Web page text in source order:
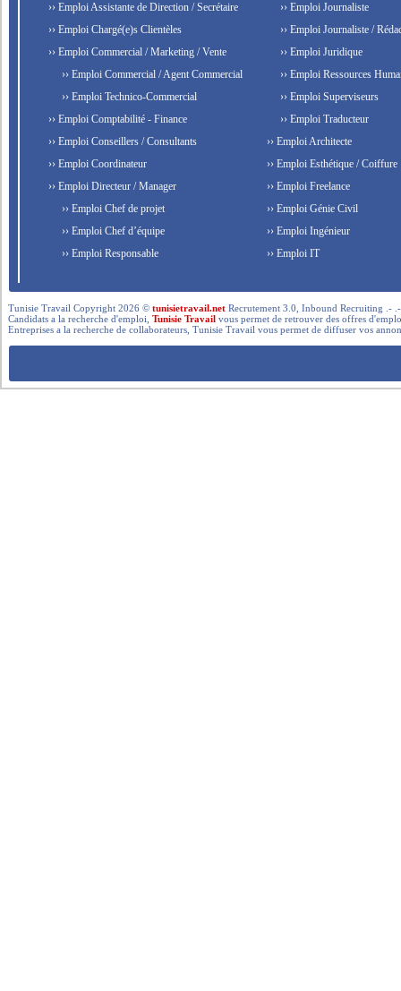
›› Emploi Assistante de Direction / Secrétaire
›› Emploi Chargé(e)s Clientèles
›› Emploi Commercial / Marketing / Vente
›› Emploi Commercial / Agent Commercial
›› Emploi Technico-Commercial
›› Emploi Comptabilité - Finance
›› Emploi Conseillers / Consultants
›› Emploi Coordinateur
›› Emploi Directeur / Manager
›› Emploi Chef de projet
›› Emploi Chef d’équipe
›› Emploi Responsable
›› Emploi Journaliste
›› Emploi Journaliste /
›› Emploi Juridique
›› Emploi Ressources
›› Emploi Superviseurs
›› Emploi Traducteur
›› Emploi Architecte
›› Emploi Esthétique / Coiffure
›› Emploi Freelance
›› Emploi Génie Civil
›› Emploi Ingénieur
›› Emploi IT
Tunisie Travail Copyright 2026 ©tunisietravail.net Recrutement 3.0, Inbound Recruiting .-
Candidats a la recherche d'emploi,Tunisie Travail vous permet de retrouver des offres
Entreprises a la recherche de collaborateurs, Tunisie Travail vous permet de diffuser vos